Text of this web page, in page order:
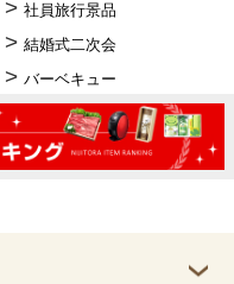
社員旅行景品
結婚式二次会
バーベキュー